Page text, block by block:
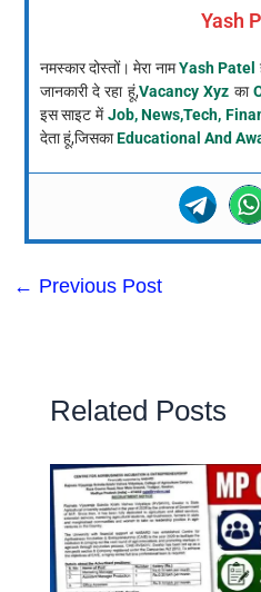
Yash
नमस्कार दोस्तों। मेरा नामYash Patel
जानकारी दे रहा हूं,Vacancy Xyz का
इस साइट मेंJob, News,Tech,
देता हूं,जिसकाEducational And
← Previous Post
Related Posts